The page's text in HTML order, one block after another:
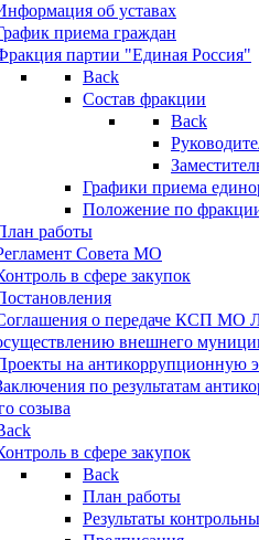
об уставах
приема граждан
партии "Единая Россия"
Back
Состав фракции
Back
Графики приема
Положение по
работы
Совета МО
в сфере закупок
о передаче КСП МО
внешнего
на антикоррупционную
по результатам
созыва
в сфере закупок
Back
План работы
Результаты